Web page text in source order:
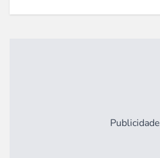
Publicidade